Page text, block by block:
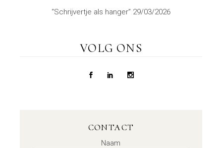
“Schrijvertje als hanger” 29/03/2026
VOLG ONS
CONTACT
Naam